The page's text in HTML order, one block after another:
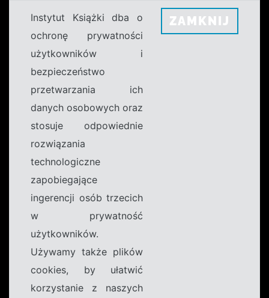
Instytut Książki dba o
ochronę prywatności
użytkowników i
bezpieczeństwo
przetwarzania ich
danych osobowych oraz
stosuje odpowiednie
rozwiązania
technologiczne
zapobiegające
ingerencji osób trzecich
w prywatność
użytkowników.
Używamy także plików
cookies, by ułatwić
korzystanie z naszych
ZAMKNIJ